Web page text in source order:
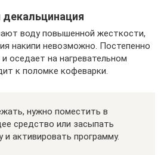
воду повышенной жесткости,
накипи невозможно. Постепенно
оседает на нагревательном
к поломке кофеварки.
нужно поместить в
средство или засыпать
активировать программу.